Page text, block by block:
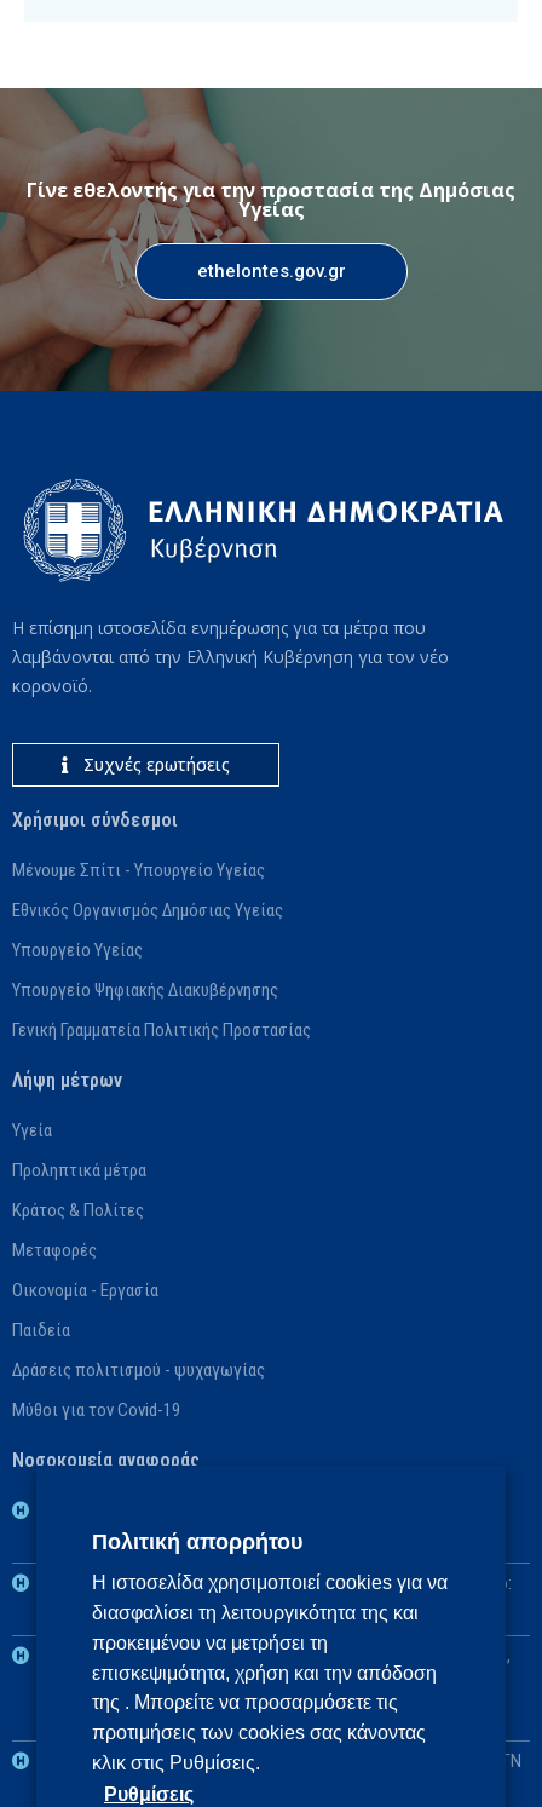
Γίνε εθελοντής για την προστασία της Δημόσιας
Υγείας
ethelontes.gov.gr
Η επίσημη ιστοσελίδα ενημέρωσης για τα μέτρα που
λαμβάνονται από την Ελληνική Κυβέρνηση για τον νέο
κορονοϊό.
Συχνές ερωτήσεις
Χρήσιμοι σύνδεσμοι
Μένουμε Σπίτι - Υπουργείο Υγείας
Εθνικός Οργανισμός Δημόσιας Υγείας
Υπουργείο Υγείας
Υπουργείο Ψηφιακής Διακυβέρνησης
Γενική Γραμματεία Πολιτικής Προστασίας
Λήψη μέτρων
Υγεία
Προληπτικά μέτρα
Κράτος & Πολίτες
Μεταφορές
Οικονομία - Εργασία
Παιδεία
Δράσεις πολιτισμού - ψυχαγωγίας
Μύθοι για τον Covid-19
Νοσοκομεία αναφοράς
Αναπληρωματικό: ΓΝ Αθηνών «Ο Ευαγγελισμός»
2η ΥΠΕ: Βασικό: Πανεπιστημιακό ΓΝ «Αττικόν», Αναπληρωματικό:
ΓΝ Ελευσίνας «Θριάσιο»
3η και 4η ΥΠΕ: Βασικό: Πανεπιστημιακό ΓΝ Θεσσαλονίκης ΑΧΕΠΑ,
Αναπληρωματικά: Πανεπιστημιακό ΓΝ Αλεξανδρούπολης, ΓΝ
Πτολεμαΐδας «Μποδοσάκειο»
5η ΥΠΕ: Βασικό: Πανεπιστημιακό ΓΝ Λάρισας, Αναπληρωματικό: ΓΝ
Πολιτική απορρήτου
Η ιστοσελίδα χρησιμοποιεί cookies για να
διασφαλίσει τη λειτουργικότητα της και
προκειμένου να μετρήσει τη
επισκεψιμότητα, χρήση και την απόδοση
της . Μπορείτε να προσαρμόσετε τις
προτιμήσεις των cookies σας κάνοντας
κλικ στις Ρυθμίσεις.
Ρυθμίσεις